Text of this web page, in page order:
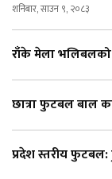
शनिबार, साउन ९, २०८३
राँके मेला भलिबलको
छात्रा फुटबल बाल
प्रदेश स्तरीय फुटबल: